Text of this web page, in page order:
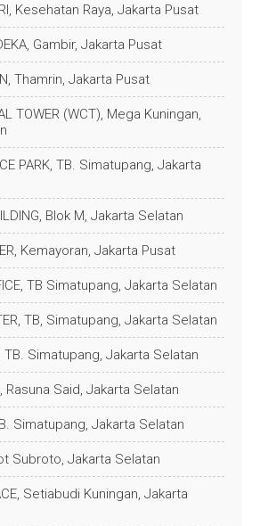
Kesehatan Raya, Jakarta Pusat
Gambir, Jakarta Pusat
Thamrin, Jakarta Pusat
TOWER (WCT), Mega Kuningan,
PARK, TB. Simatupang, Jakarta
Blok M, Jakarta Selatan
Kemayoran, Jakarta Pusat
TB Simatupang, Jakarta Selatan
TB, Simatupang, Jakarta Selatan
TB. Simatupang, Jakarta Selatan
Rasuna Said, Jakarta Selatan
Simatupang, Jakarta Selatan
Subroto, Jakarta Selatan
Setiabudi Kuningan, Jakarta